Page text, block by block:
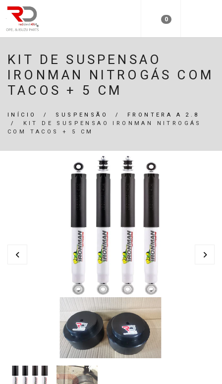
0
KIT DE SUSPENSAO
IRONMAN NITROGÁS COM
TACOS + 5 CM
INÍCIO / SUSPENSÃO / FRONTERA A 2.8
/
KIT DE SUSPENSAO IRONMAN NITROGÁS
COM TACOS + 5 CM